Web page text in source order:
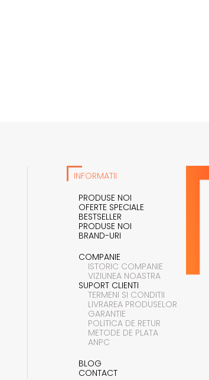
INFORMATII
PRODUSE NOI
OFERTE SPECIALE
BESTSELLER
PRODUSE NOI
BRAND-URI
COMPANIE
ISTORIC COMPANIE
VIZIUNEA NOASTRA
SUPORT CLIENTI
TERMENI SI CONDITII
LIVRAREA PRODUSELOR
GARANTIE
POLITICA DE RETUR
METODE DE PLATA
ANPC
BLOG
CONTACT